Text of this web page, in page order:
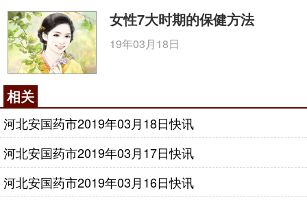
女性7大时期的保健方法
19年03月18日
相关
河北安国药市2019年03月18日快讯
河北安国药市2019年03月17日快讯
河北安国药市2019年03月16日快讯